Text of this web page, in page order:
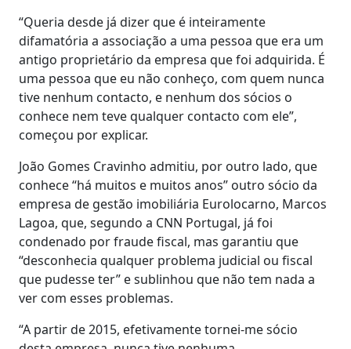
“Queria desde já dizer que é inteiramente
difamatória a associação a uma pessoa que era um
antigo proprietário da empresa que foi adquirida. É
uma pessoa que eu não conheço, com quem nunca
tive nenhum contacto, e nenhum dos sócios o
conhece nem teve qualquer contacto com ele”,
começou por explicar.
João Gomes Cravinho admitiu, por outro lado, que
conhece “há muitos e muitos anos” outro sócio da
empresa de gestão imobiliária Eurolocarno, Marcos
Lagoa, que, segundo a CNN Portugal, já foi
condenado por fraude fiscal, mas garantiu que
“desconhecia qualquer problema judicial ou fiscal
que pudesse ter” e sublinhou que não tem nada a
ver com esses problemas.
“A partir de 2015, efetivamente tornei-me sócio